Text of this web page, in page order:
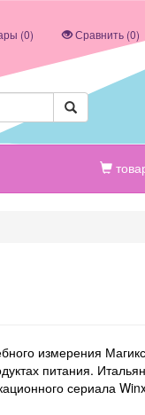
(0) Сравнить (0)
измерения
питания.
сериала